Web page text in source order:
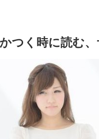
つく時に読む